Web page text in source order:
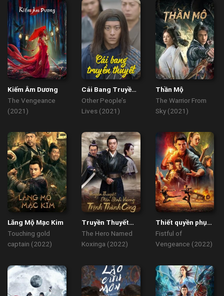
Kiếm Âm Dương
The Vengeance
(2021)
Cái Bang Truyền
Thuyết
Other People’s
Lives (2021)
Thần Mộ
The Warrior From
Sky (2021)
Lăng Mộ Mạc Kim
Touching gold
captain (2022)
Truyền Thuyết
Diên Bình Vương
Trịnh Thành
Công
The Hero Named
Koxinga (2022)
Thiết quyền phục
thù
Fistful of
Vengeance (2022)